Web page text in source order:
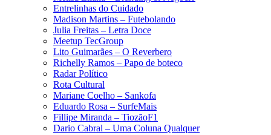
Entrelinhas do Cuidado
Madison Martins – Futebolando
Julia Freitas​ – Letra Doce
Meetup TecGroup
Lito Guimarães – O Reverbero
Richelly Ramos​ – Papo de boteco
Radar Político
Rota Cultural
Mariane Coelho – Sankofa
Eduardo Rosa​ – SurfeMais
Fillipe Miranda – TiozãoF1
Dario Cabral – Uma Coluna Qualquer